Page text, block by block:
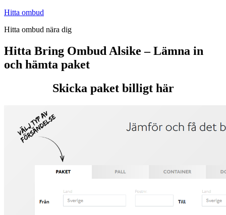
Hoppa
innehåll
Hitta ombud
Hitta ombud nära dig
Hitta Bring Ombud Alsike – Lämna in
och hämta paket
Skicka paket billigt här